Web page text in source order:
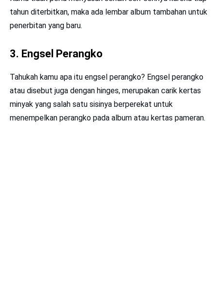
tahun diterbitkan, maka ada lembar album tambahan untuk
penerbitan yang baru.
3. Engsel Perangko
Tahukah kamu apa itu engsel perangko? Engsel perangko
atau disebut juga dengan hinges, merupakan carik kertas
minyak yang salah satu sisinya berperekat untuk
menempelkan perangko pada album atau kertas pameran.